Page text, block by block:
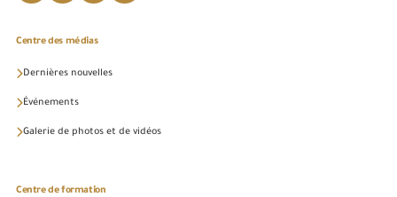
Centre des médias
Dernières nouvelles
Événements
Galerie de photos et de vidéos
Centre de formation